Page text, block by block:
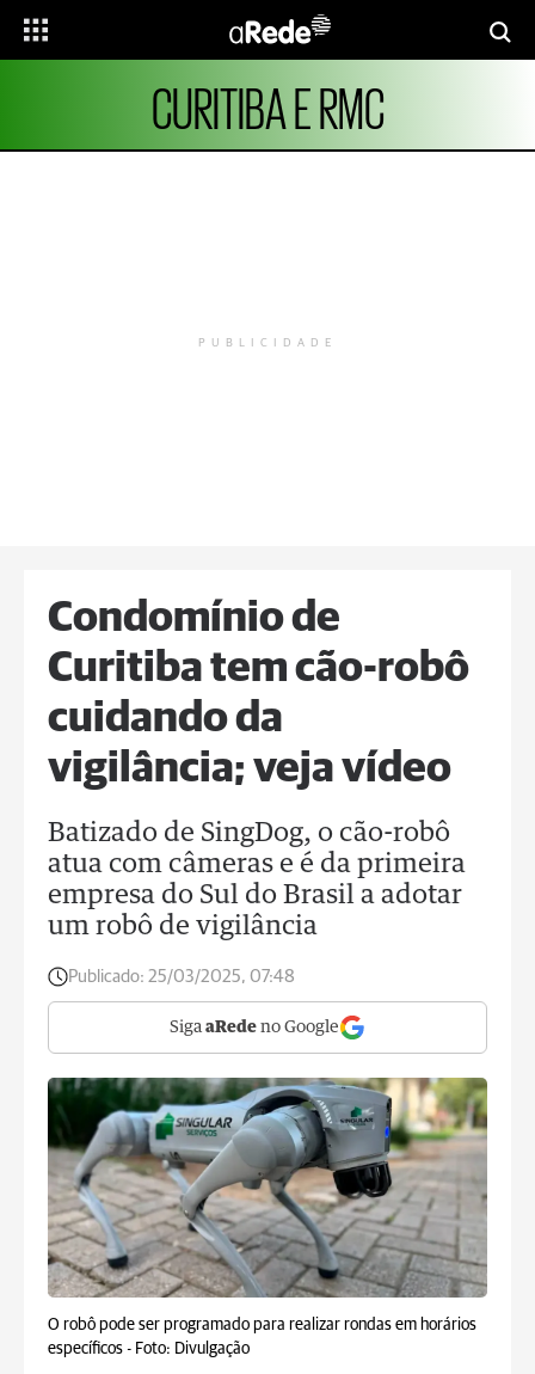
CURITIBA E RMC
PUBLICIDADE
Condomínio de
Curitiba tem cão-robô
cuidando da
vigilância; veja vídeo
Batizado de SingDog, o cão-robô
atua com câmeras e é da primeira
empresa do Sul do Brasil a adotar
um robô de vigilância
Publicado: 25/03/2025, 07:48
Siga aRede no Google
O robô pode ser programado para realizar rondas em horários
específicos - Foto: Divulgação